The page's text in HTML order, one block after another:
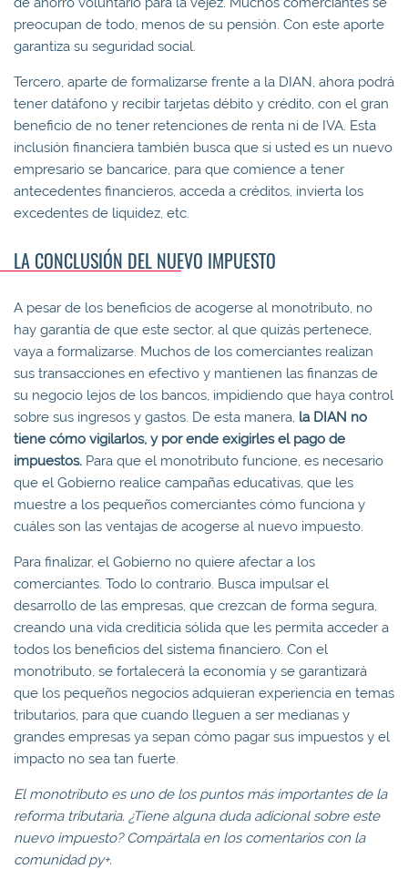
preocupan de todo, menos de su pensión. Con este aporte
garantiza su seguridad social.
Tercero, aparte de formalizarse frente a la DIAN, ahora podrá
tener datáfono y recibir tarjetas débito y crédito, con el gran
beneficio de no tener retenciones de renta ni de IVA. Esta
inclusión financiera también busca que si usted es un nuevo
empresario se bancarice, para que comience a tener
antecedentes financieros, acceda a créditos, invierta los
excedentes de liquidez, etc.
LA CONCLUSIÓN DEL NUEVO IMPUESTO
A pesar de los beneficios de acogerse al monotributo, no
hay garantía de que este sector, al que quizás pertenece,
vaya a formalizarse. Muchos de los comerciantes realizan
sus transacciones en efectivo y mantienen las finanzas de
su negocio lejos de los bancos, impidiendo que haya control
sobre sus ingresos y gastos. De esta manera, la DIAN no
tiene cómo vigilarlos, y por ende exigirles el pago de
impuestos. Para que el monotributo funcione, es necesario
que el Gobierno realice campañas educativas, que les
muestre a los pequeños comerciantes cómo funciona y
cuáles son las ventajas de acogerse al nuevo impuesto.
Para finalizar, el Gobierno no quiere afectar a los
comerciantes. Todo lo contrario. Busca impulsar el
desarrollo de las empresas, que crezcan de forma segura,
creando una vida crediticia sólida que les permita acceder a
todos los beneficios del sistema financiero. Con el
monotributo, se fortalecerá la economía y se garantizará
que los pequeños negocios adquieran experiencia en temas
tributarios, para que cuando lleguen a ser medianas y
grandes empresas ya sepan cómo pagar sus impuestos y el
impacto no sea tan fuerte.
El monotributo es uno de los puntos más importantes de la
reforma tributaria. ¿Tienealguna duda adicional sobre este
nuevo impuesto? Compártalaen los comentarios con la
comunidadpy+.